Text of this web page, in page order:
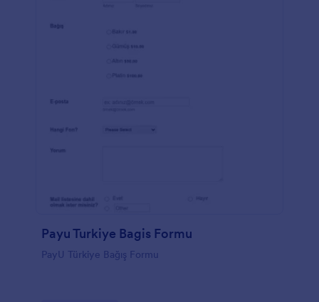
Payu Turkiye Bagis Formu
PayU Türkiye Bağış Formu